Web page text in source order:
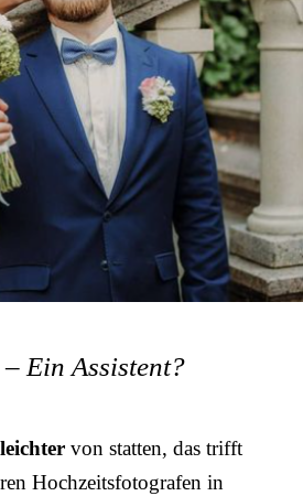
Ein Assistent?
von statten, das trifft
Hochzeitsfotografen in